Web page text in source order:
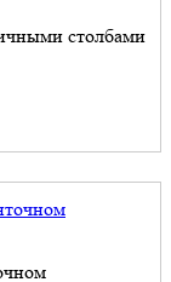
столбами